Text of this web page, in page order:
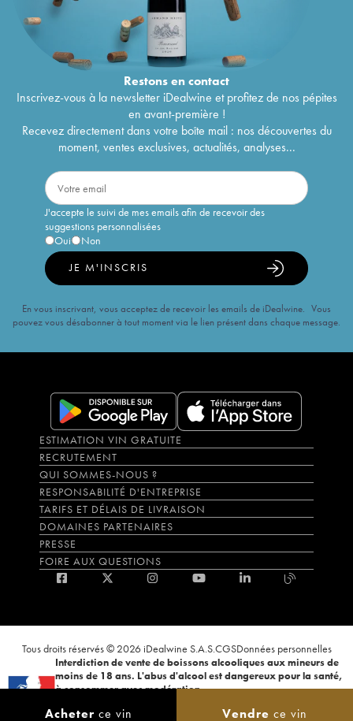
Acheter ce vin Vendre ce vin
Restons encontact
Inscrivez-vous à la newsletter iDealwine et profitez de nos pépites
en avant-première !
Recevez directement dans votre boîte mail : nos découvertes du
moment, ventes exclusives, actualités, analyses...
J'accepte le suivi de mes emails afin de recevoir des
suggestions personnalisées
Oui
Non
JE M'INSCRIS
En vous inscrivant, vous acceptez de recevoir les emails de iDealwine. Vous
pouvez vous désabonner à tout moment via le lien présent dans chaque message.
ESTIMATION VIN GRATUITE
RECRUTEMENT
QUI SOMMES-NOUS ?
RESPONSABILITÉ D'ENTREPRISE
TARIFS ET DÉLAIS DE LIVRAISON
DOMAINES PARTENAIRES
PRESSE
FOIRE AUX QUESTIONS
Tous droits réservés © 2026 iDealwine S.A.S.CGSDonnées personnelles
Interdiction de vente de boissons alcooliques aux mineurs de
moins de 18 ans. L'abus d'alcool est dangereux pour la santé,
à consommer avec modération.
ligne. CODE DE LA SANTÉ PUBLIQUE, ART.L.3342-1 et L.3353-3